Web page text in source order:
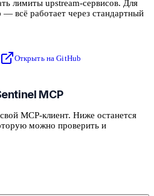
лимиты upstream-сервисов. Для
всё работает через стандартный
Открыть на GitHub
MCP
MCP-клиент. Ниже останется
можно проверить и